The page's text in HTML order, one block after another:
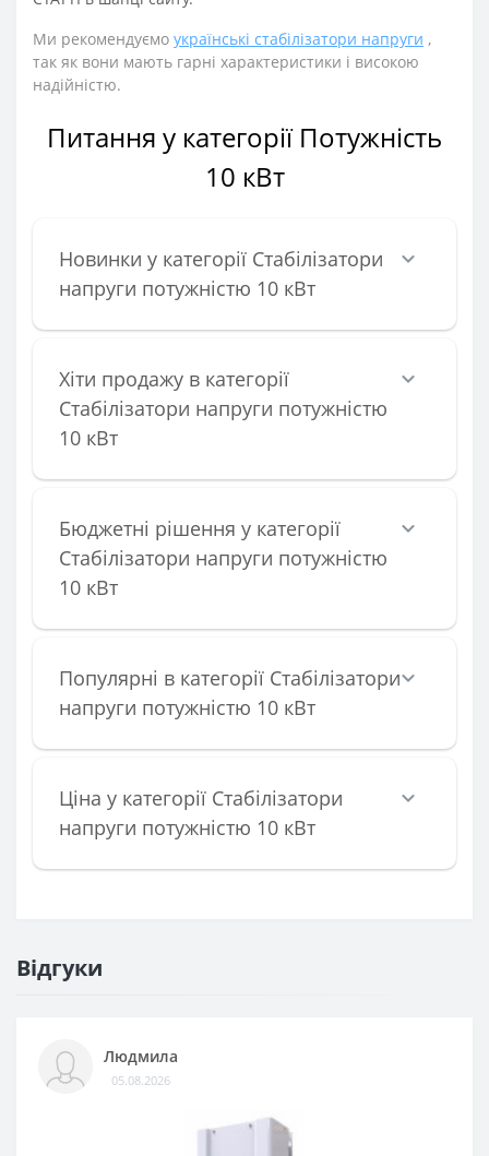
Ми рекомендуємо українські стабілізатори напруги ,
так як вони мають гарні характеристики і високою
надійністю.
Питання у категорії Потужність
10 кВт
Новинки у категорії Стабілізатори
напруги потужністю 10 кВт
Хіти продажу в категорії
Стабілізатори напруги потужністю
10 кВт
Бюджетні рішення у категорії
Стабілізатори напруги потужністю
10 кВт
Популярні в категорії Стабілізатори
напруги потужністю 10 кВт
Ціна у категорії Стабілізатори
напруги потужністю 10 кВт
Відгуки
Людмила
05.08.2026